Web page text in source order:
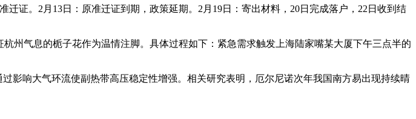
证。2月13日：原准迁证到期，政策延期。2月19日：寄出材料，20日完成落户，22日收到结
州气息的栀子花作为温情注脚。具体过程如下：紧急需求触发上海陆家嘴某大厦下午三点半的
影响大气环流使副热带高压稳定性增强。相关研究表明，厄尔尼诺次年我国南方易出现持续晴